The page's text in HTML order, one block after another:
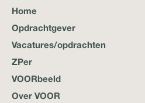
Home
Opdrachtgever
Vacatures/opdrachten
ZPer
VOORbeeld
Over VOOR